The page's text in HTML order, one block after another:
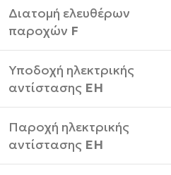
Διατομή ελευθέρων
παροχών F
Υποδοχή ηλεκτρικής
αντίστασης ΕΗ
Παροχή ηλεκτρικής
αντίστασης ΕΗ